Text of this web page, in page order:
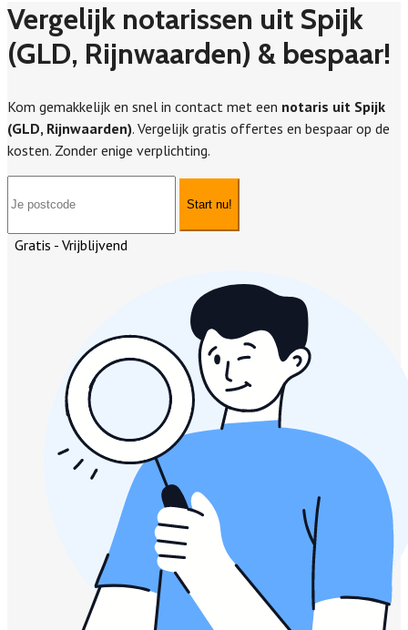
Vergelijk notarissen uit Spijk
(GLD, Rijnwaarden) & bespaar!
Kom gemakkelijk en snel in contact met een notaris uit Spijk
(GLD, Rijnwaarden). Vergelijk gratis offertes en bespaar op de
kosten. Zonder enige verplichting.
Start nu!
Gratis - Vrijblijvend